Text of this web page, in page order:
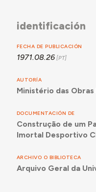
identificación
FECHA DE PUBLICACIÓN
1971.08.26
AUTORÍA
Ministério das Obras
DOCUMENTACIÓN DE
Construção de um
Imortal Desportivo
ARCHIVO O BIBLIOTECA
Arquivo Geral da